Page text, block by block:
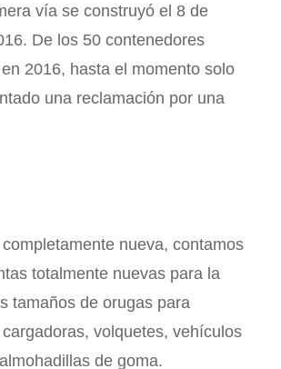
vía se construyó el 8 de
De los 50 contenedores
2016, hasta el momento solo
una reclamación por una
nueva, contamos
totalmente nuevas para la
tamaños de orugas para
volquetes, vehículos
de goma.